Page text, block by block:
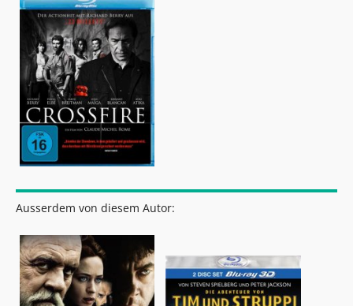
Ausserdem von diesem Autor: